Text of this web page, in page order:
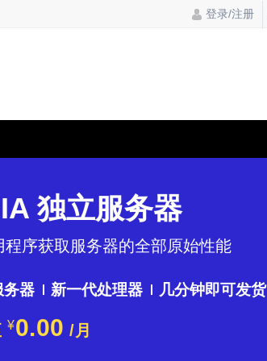
登录/注册
独立服务器
序获取服务器的全部原始性能
务器 新一代处理器 几分钟即可发货
¥0.00 /月